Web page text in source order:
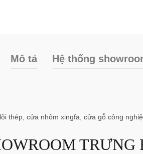
Mô tả Hệ thống
thép, cửa nhôm xingfa, cửa gỗ công